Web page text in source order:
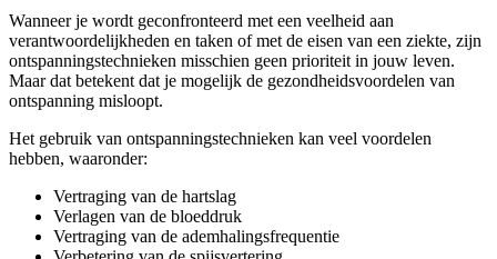
Wanneer je wordt geconfronteerd met een veelheid aan
verantwoordelijkheden en taken of met de eisen van een ziekte, zijn
ontspanningstechnieken misschien geen prioriteit in jouw leven.
Maar dat betekent dat je mogelijk de gezondheidsvoordelen van
ontspanning misloopt.
Het gebruik van ontspanningstechnieken kan veel voordelen
hebben, waaronder:
Vertraging van de hartslag
Verlagen van de bloeddruk
Vertraging van de ademhalingsfrequentie